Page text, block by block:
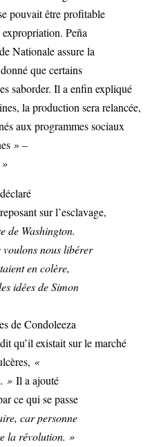
pouvait être profitable
expropriation. Peña
Nationale assure la
que certains
saborder. Il a enfin expliqué
la production sera relancée,
aux programmes sociaux
» –
sur l’esclavage,
de Washington.
voulons nous libérer
en colère,
idées de Simon
de Condoleeza
qu’il existait sur le marché
«
» Il a ajouté
ce qui se passe
car personne
la révolution. »